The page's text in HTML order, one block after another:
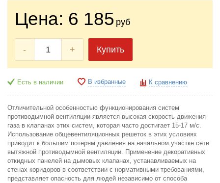
Цена: 6 185 руб
- + Купить
Есть в наличии В избранные К сравнению
Отличительной особенностью функционирования систем
противодымной вентиляции является высокая скорость движения
газа в клапанах этих систем, которая часто достигает 15-17 м/с.
Использование общевентиляционных решеток в этих условиях
приводит к большим потерям давления на начальном участке сети
вытяжной противодымной вентиляции. Применение декоративных
откидных панелей на дымовых клапанах, устанавливаемых на
стенах коридоров в соответствии с нормативными требованиями,
представляет опасность для людей независимо от способа